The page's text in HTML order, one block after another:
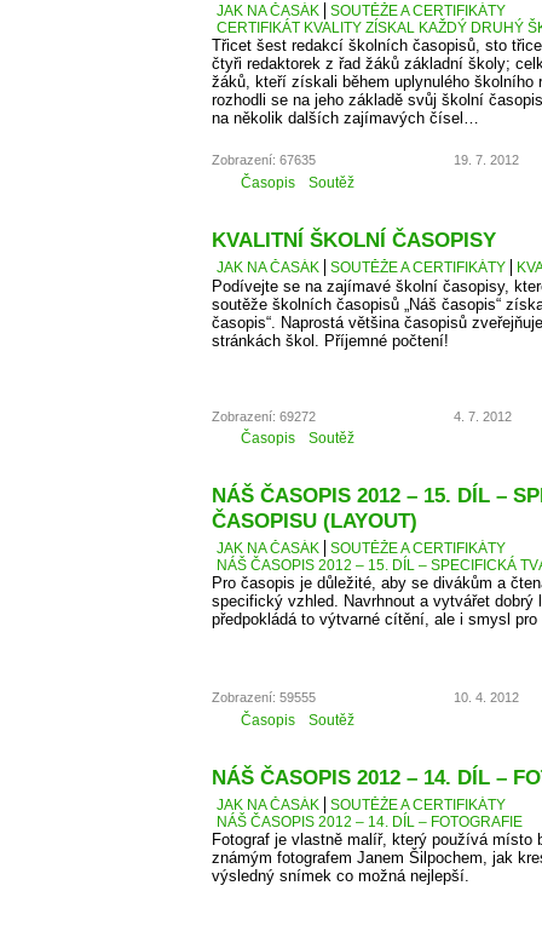
JAK NA ČASÁK
SOUTĚŽE A CERTIFIKÁTY
CERTIFIKÁT KVALITY ZÍSKAL KAŽDÝ DRUHÝ
Třicet šest redakcí školních časopisů, sto
čtyři redaktorek z řad žáků základní školy;
žáků, kteří získali během uplynulého školního
rozhodli se na jeho základě svůj školní
na několik dalších zajímavých čísel…
Zobrazení: 67635 19. 7. 2012
Časopis Soutěž
KVALITNÍ ŠKOLNÍ ČASOPISY
JAK NA ČASÁK SOUTĚŽE A CERTIFIKÁTY
Podívejte se na zajímavé školní časopisy,
soutěže školních časopisů „Náš časopis“
časopis“. Naprostá většina časopisů
stránkách škol. Příjemné počtení!
Zobrazení: 69272 4. 7. 2012
Časopis Soutěž
NÁŠ ČASOPIS 2012 – 15. DÍL –
ČASOPISU (LAYOUT)
JAK NA ČASÁK
SOUTĚŽE A CERTIFIKÁTY
NÁŠ ČASOPIS 2012 – 15. DÍL – SPECIFICKÁ
Pro časopis je důležité, aby se divákům a
specifický vzhled. Navrhnout a vytvářet dobrý
předpokládá to výtvarné cítění, ale i smysl pro
Zobrazení: 59555 10. 4. 2012
Časopis Soutěž
NÁŠ ČASOPIS 2012 – 14. DÍL –
JAK NA ČASÁK
SOUTĚŽE A CERTIFIKÁTY
NÁŠ ČASOPIS 2012 – 14. DÍL – FOTOGRAFIE
Fotograf je vlastně malíř, který používá místo
známým fotografem Janem Šilpochem, jak
výsledný snímek co možná nejlepší.